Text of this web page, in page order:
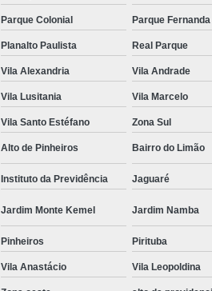
Parque Colonial Parque Fernanda
Planalto Paulista Real Parque
Vila Alexandria Vila Andrade
Vila Lusitania Vila Marcelo
Vila Santo Estéfano Zona Sul
Alto de Pinheiros Bairro do Limão
Instituto da Previdência Jaguaré
Jardim Monte Kemel Jardim Namba
Pinheiros Pirituba
Vila Anastácio Vila Leopoldina